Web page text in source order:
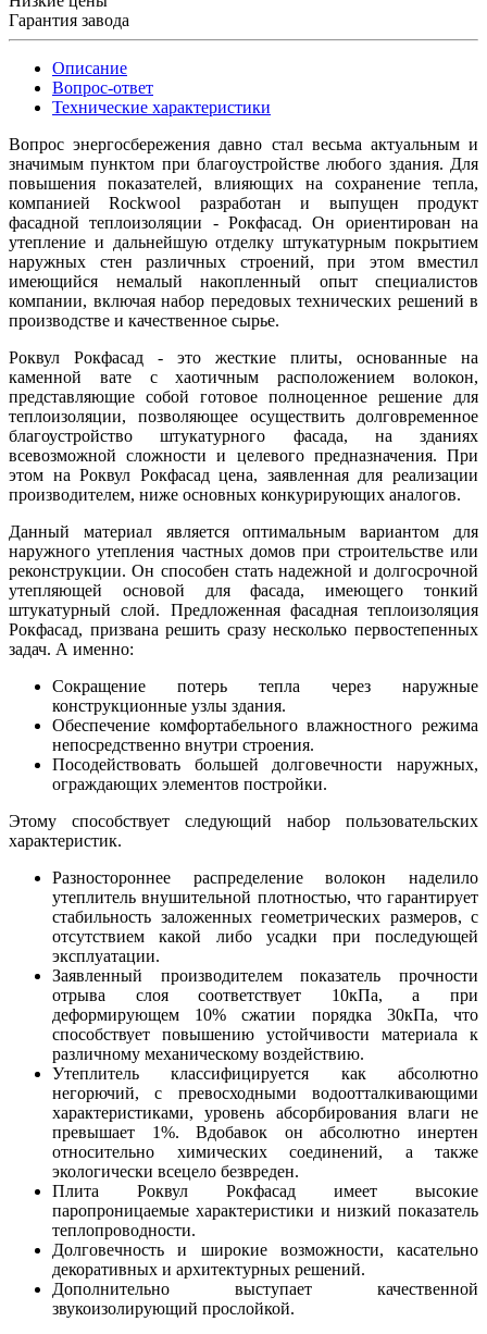
Гарантия завода
Описание
Вопрос-ответ
Технические характеристики
Вопрос энергосбережения давно стал весьма актуальным и
значимым пунктом при благоустройстве любого здания. Для
повышения показателей, влияющих на сохранение тепла,
компанией Rockwool разработан и выпущен продукт
фасадной теплоизоляции - Рокфасад. Он ориентирован на
утепление и дальнейшую отделку штукатурным покрытием
наружных стен различных строений, при этом вместил
имеющийся немалый накопленный опыт специалистов
компании, включая набор передовых технических решений в
производстве и качественное сырье.
Роквул Рокфасад - это жесткие плиты, основанные на
каменной вате с хаотичным расположением волокон,
представляющие собой готовое полноценное решение для
теплоизоляции, позволяющее осуществить долговременное
благоустройство штукатурного фасада, на зданиях
всевозможной сложности и целевого предназначения. При
этом на Роквул Рокфасад цена, заявленная для реализации
производителем, ниже основных конкурирующих аналогов.
Данный материал является оптимальным вариантом для
наружного утепления частных домов при строительстве или
реконструкции. Он способен стать надежной и долгосрочной
утепляющей основой для фасада, имеющего тонкий
штукатурный слой. Предложенная фасадная теплоизоляция
Рокфасад, призвана решить сразу несколько первостепенных
задач. А именно:
Сокращение потерь тепла через наружные
конструкционные узлы здания.
Обеспечение комфортабельного влажностного режима
непосредственно внутри строения.
Посодействовать большей долговечности наружных,
ограждающих элементов постройки.
Этому способствует следующий набор пользовательских
характеристик.
Разностороннее распределение волокон наделило
утеплитель внушительной плотностью, что гарантирует
стабильность заложенных геометрических размеров, с
отсутствием какой либо усадки при последующей
эксплуатации.
Заявленный производителем показатель прочности
отрыва слоя соответствует 10кПа, а при
деформирующем 10% сжатии порядка 30кПа, что
способствует повышению устойчивости материала к
различному механическому воздействию.
Утеплитель классифицируется как абсолютно
негорючий, с превосходными водоотталкивающими
характеристиками, уровень абсорбирования влаги не
превышает 1%. Вдобавок он абсолютно инертен
относительно химических соединений, а также
экологически всецело безвреден.
Плита Роквул Рокфасад имеет высокие
паропроницаемые характеристики и низкий показатель
теплопроводности.
Долговечность и широкие возможности, касательно
декоративных и архитектурных решений.
Дополнительно выступает качественной
звукоизолирующий прослойкой.